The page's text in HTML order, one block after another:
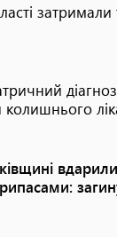
колишнього